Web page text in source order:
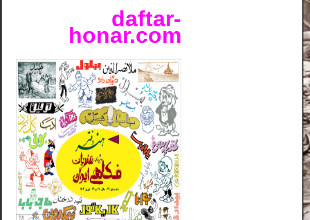
daftar-
honar.com